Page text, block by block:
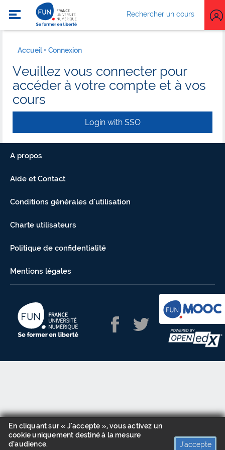
Rechercher un cours
En cliquant sur « J'accepte », vous activez un
cookie uniquement destiné à la mesure
d’audience.
J'accepte
Accueil Connexion
Veuillez vous connecter pour
accéder à votre compte et à vos
cours
Login with SSO
A propos
Aide et Contact
Conditions générales d'utilisation
Charte utilisateurs
Politique de confidentialité
Mentions légales